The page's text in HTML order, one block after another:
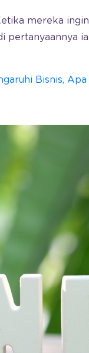
mereka
pertanyaannya
Bisnis, Apa